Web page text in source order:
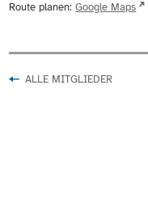
Route planen: Google Maps
ALLE MITGLIEDER